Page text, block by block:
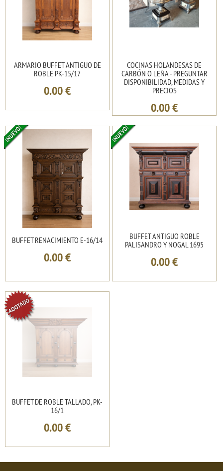
ARMARIO BUFFET ANTIGUO DE
ROBLE PK-15/17
0.00€
COCINAS HOLANDESAS DE
CARBÓN O LEÑA - PREGUNTAR
DISPONIBILIDAD, MEDIDAS Y
PRECIOS
0.00€
BUFFET RENACIMIENTO E-16/14
0.00€
BUFFET ANTIGUO ROBLE
PALISANDRO Y NOGAL 1695
0.00€
BUFFET DE ROBLE TALLADO, PK-
16/1
0.00€